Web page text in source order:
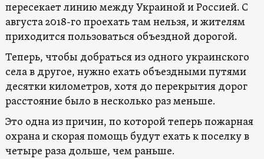
пересекает линию между Украиной и Россией. С
августа 2018-го проехать там нельзя, и жителям
приходится пользоваться объездной дорогой.
Теперь, чтобы добраться из одного украинского
села в другое, нужно ехать объездными путями
десятки километров, хотя до перекрытия дорог
расстояние было в несколько раз меньше.
Это одна из причин, по которой теперь пожарная
охрана и скорая помощь будут ехать к поселку в
четыре раза дольше, чем раньше.